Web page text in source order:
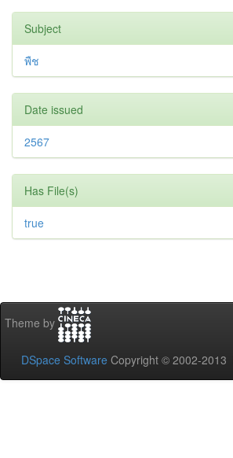
Subject
พืช
Date issued
2567
Has File(s)
true
Theme by
DSpace Software Copyright © 2002-2013